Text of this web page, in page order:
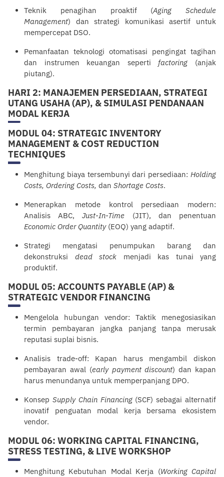
Teknik penagihan proaktif (Aging Schedule
Management) dan strategi komunikasi asertif untuk
mempercepat DSO.
Pemanfaatan teknologi otomatisasi pengingat tagihan
dan instrumen keuangan seperti factoring (anjak
piutang).
HARI 2: MANAJEMEN PERSEDIAAN, STRATEGI
UTANG USAHA (AP), & SIMULASI PENDANAAN
MODAL KERJA
MODUL 04: STRATEGIC INVENTORY
MANAGEMENT & COST REDUCTION
TECHNIQUES
Menghitung biaya tersembunyi dari persediaan: Holding
Costs, Ordering Costs, dan Shortage Costs.
Menerapkan metode kontrol persediaan modern:
Analisis ABC,Just-In-Time (JIT), dan penentuan
Economic Order Quantity(EOQ) yang adaptif.
Strategi mengatasi penumpukan barang dan
dekonstruksi dead stock menjadi kas tunai yang
produktif.
MODUL 05: ACCOUNTS PAYABLE (AP) &
STRATEGIC VENDOR FINANCING
Mengelola hubungan vendor: Taktik menegosiasikan
termin pembayaran jangka panjang tanpa merusak
reputasi suplai bisnis.
Analisis trade-off: Kapan harus mengambil diskon
pembayaran awal (early payment discount) dan kapan
harus menundanya untuk memperpanjang DPO.
Konsep Supply Chain Financing(SCF) sebagai alternatif
inovatif penguatan modal kerja bersama ekosistem
vendor.
MODUL 06: WORKING CAPITAL FINANCING,
STRESS TESTING, & LIVE WORKSHOP
Menghitung Kebutuhan Modal Kerja (Working Capital